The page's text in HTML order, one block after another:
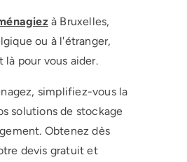
à Bruxelles,
ou à l'étranger,
là pour vous aider.
simplifiez-vous la
solutions de stockage
Obtenez dès
devis gratuit et